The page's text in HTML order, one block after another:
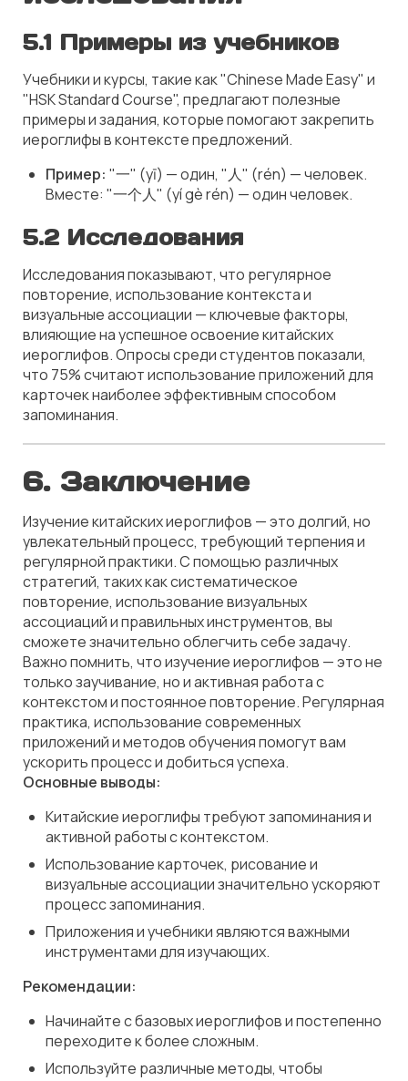
5.1 Примеры из учебников
Учебники и курсы, такие как "Chinese Made Easy" и
"HSK Standard Course", предлагают полезные
примеры и задания, которые помогают закрепить
иероглифы в контексте предложений.
Пример: "一" (yī) — один, "人" (rén) — человек.
Вместе: "一个人" (yí gè rén) — один человек.
5.2 Исследования
Исследования показывают, что регулярное
повторение, использование контекста и
визуальные ассоциации — ключевые факторы,
влияющие на успешное освоение китайских
иероглифов. Опросы среди студентов показали,
что 75% считают использование приложений для
карточек наиболее эффективным способом
запоминания.
6. Заключение
Изучение китайских иероглифов — это долгий, но
увлекательный процесс, требующий терпения и
регулярной практики. С помощью различных
стратегий, таких как систематическое
повторение, использование визуальных
ассоциаций и правильных инструментов, вы
сможете значительно облегчить себе задачу.
Важно помнить, что изучение иероглифов — это не
только заучивание, но и активная работа с
контекстом и постоянное повторение. Регулярная
практика, использование современных
приложений и методов обучения помогут вам
ускорить процесс и добиться успеха.
Основные выводы:
Китайские иероглифы требуют запоминания и
активной работы с контекстом.
Использование карточек, рисование и
визуальные ассоциации значительно ускоряют
процесс запоминания.
Приложения и учебники являются важными
инструментами для изучающих.
Рекомендации:
Начинайте с базовых иероглифов и постепенно
переходите к более сложным.
Используйте различные методы, чтобы